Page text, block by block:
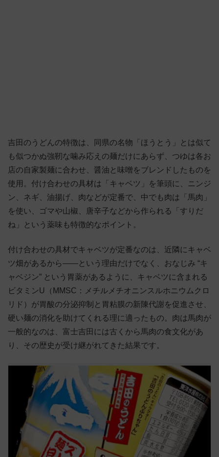
吉田のうどんの特徴は、同県の名物「ほうとう」とは似て
も似つかぬ強靭な噛み応えの麺だけにあらず、つゆは各お
店の自家製麺に合わせ、醤油と味噌をブレンドしたものを
使用。付け合わせの具材は「キャベツ」を筆頭に、ニンジ
ン、ネギ、油揚げ、肉などが定番で、中でも肉は「馬肉」
を使い、ゴマや山椒、唐辛子などから作られる「すりだ
ね」という薬味も特徴的なポイント。
付け合わせの具材でキャベツが定番なのは、近隣にキャベ
ツ畑があるから——という理由だけでなく、おなじみ “キ
ャベジン” という胃薬があるように、キャベツに含まれる
ビタミンU（MMSC：メチルメチオニンスルホニウムクロ
リド）が胃酸の分泌抑制と胃粘膜の新陳代謝を促進させ、
硬い麺の消化を助けてくれる理に適ったもの。肉は馬肉が
一般的なのは、富士吉田には古くから馬肉の食文化があ
り、その歴史が受け継がれてきた結果です。